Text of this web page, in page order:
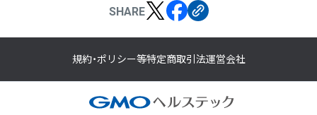
SHARE
規約・ポリシー等特定商取引法運営会社